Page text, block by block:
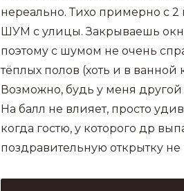
нереально. Тихо примерно с 2
ШУМ с улицы. Закрываешь
поэтому с шумом не очень
тёплых полов (хоть и в ванной
Возможно, будь у меня
На балл не влияет, просто
когда гостю, у которого др
поздравительную открытку не